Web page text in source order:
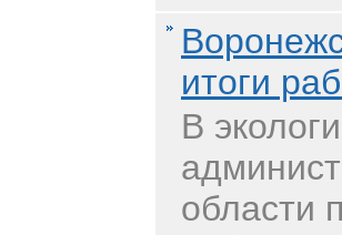
итоги
В
области